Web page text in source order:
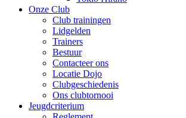
Onze Club
Club trainingen
Lidgelden
Trainers
Bestuur
Contacteer ons
Locatie Dojo
Clubgeschiedenis
Ons clubtornooi
Jeugdcriterium